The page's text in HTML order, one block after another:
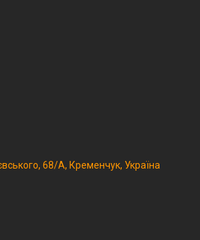
68/А, Кременчук, Україна